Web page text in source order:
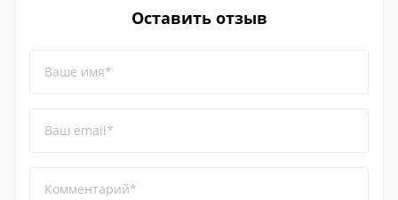
Оставить отзыв
Ваше имя*
Ваш email*
Комментарий*